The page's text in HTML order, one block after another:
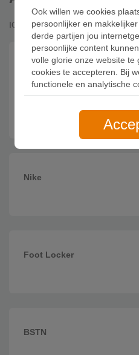
IO2463-102
Ontvang een melding
Upcoming
05 Sep 2026 09:00
Nike
Foot Locker
BSTN
Ook willen we cookies
persoonlijker en
derde partijen jou
persoonlijke content
volle glorie onze website te
cookies te accepteren. Bij
functionele en analytische